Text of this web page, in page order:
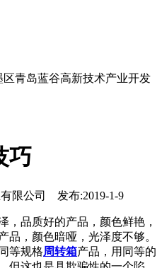
青岛蓝谷高新技术产业开发
巧
限公司 发布:2019-1-9
，品质好的产品，颜色鲜艳，
品，颜色暗哑，光泽度不够。
等规格周转箱产品，用同等的